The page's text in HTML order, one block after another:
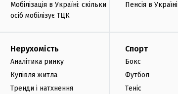
Мобілізація в Україні: скільки
осіб мобілізує ТЦК
Пенсія в Україні
Нерухомість
Аналітика ринку
Купівля житла
Тренди і натхнення
Спорт
Бокс
Футбол
Теніс